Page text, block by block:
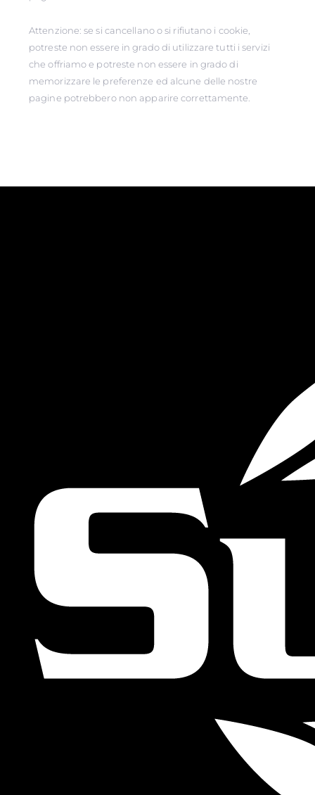
Attenzione: se si cancellano o si rifiutano i cookie,
potreste non essere in grado di utilizzare tutti i servizi
che offriamo e potreste non essere in grado di
memorizzare le preferenze ed alcune delle nostre
pagine potrebbero non apparire correttamente.